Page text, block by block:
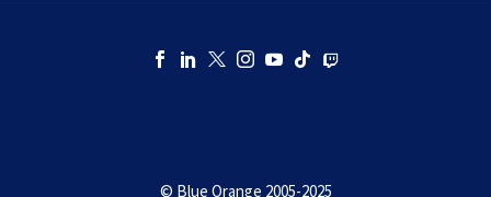
© Blue Orange 2005-2025